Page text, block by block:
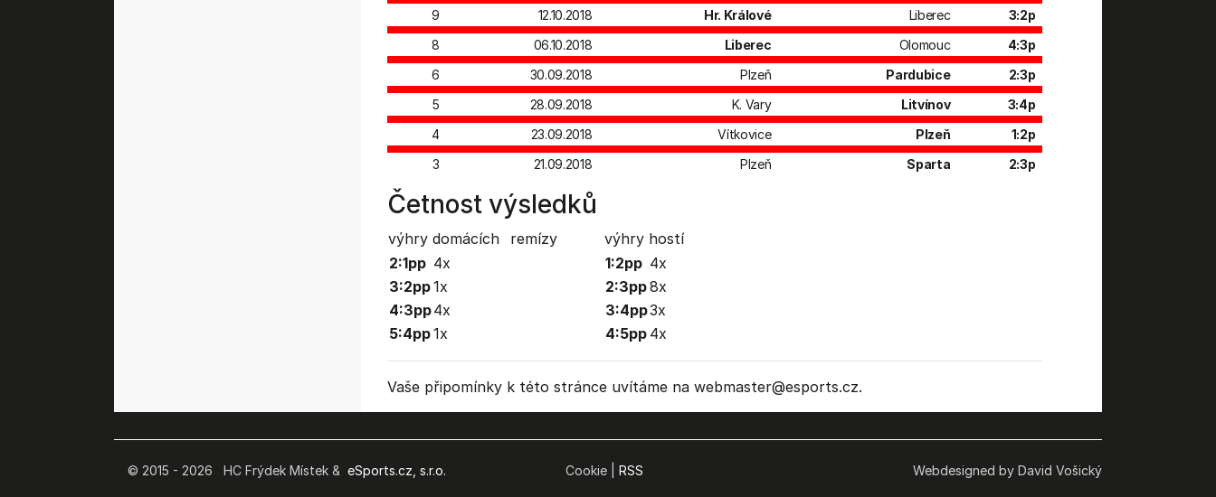
9
12.10.2018 Hr. Králové Liberec
3:2p
8
06.10.2018 Liberec Olomouc
4:3p
6
30.09.2018 Plzeň Pardubice
2:3p
5
28.09.2018 K. Vary Litvínov
3:4p
4
23.09.2018 Vítkovice Plzeň
1:2p
3
21.09.2018 Plzeň Sparta 2:3p
Četnost výsledků
výhry domácích remízy
výhry hostí
2:1pp 4x
3:2pp1x
4:3pp4x
5:4pp1x
1:2pp 4x
2:3pp8x
3:4pp3x
4:5pp 4x
Vaše připomínky k této stránce uvítáme na webmaster@esports.cz.
© 2015 - 2026 HC Frýdek Místek &eSports.cz, s.r.o. Cookie | RSS Webdesigned by David Vošický